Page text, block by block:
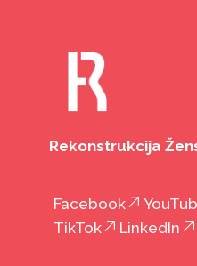
Rekonstrukcija
Facebook
TikTok
LinkedIn